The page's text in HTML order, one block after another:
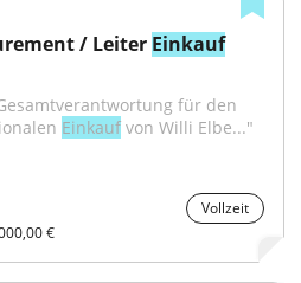
/ Leiter Einkauf
für den
Einkauf von Willi Elbe..."
Vollzeit
€